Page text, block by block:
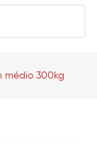
médio 300kg